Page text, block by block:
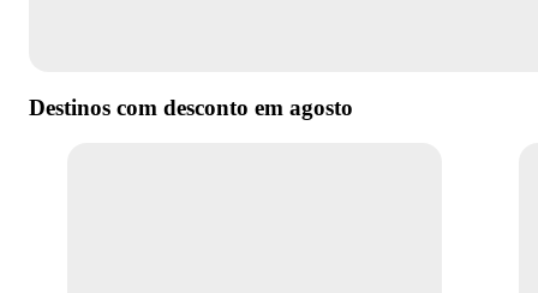
Destinos com desconto em agosto